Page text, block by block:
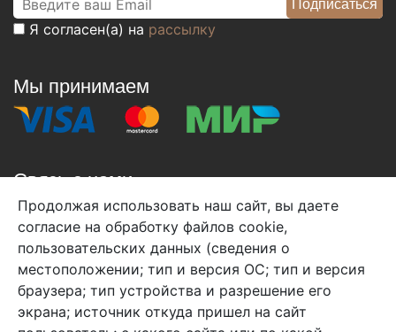
Я согласен(а) на рассылку
Мы принимаем
Связь с нами
+7 (495) 933-38-08
info@arben-textile.ru- оптовые продажи
Продолжая использовать наш сайт, вы даете
согласие на обработку файлов cookie,
пользовательских данных (сведения о
местоположении; тип и версия ОС; тип и версия
браузера; тип устройства и разрешение его
экрана; источник откуда пришел на сайт